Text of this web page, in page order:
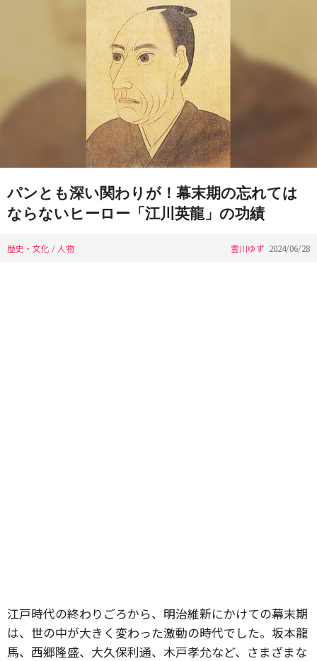
パンとも深い関わりが！幕末期の忘れては
ならないヒーロー「江川英龍」の功績
歴史・文化 / 人物 雲川ゆず 2024/06/28
江戸時代の終わりごろから、明治維新にかけての幕末期
は、世の中が大きく変わった激動の時代でした。坂本龍
馬、西郷隆盛、大久保利通、木戸孝允など、さまざまな